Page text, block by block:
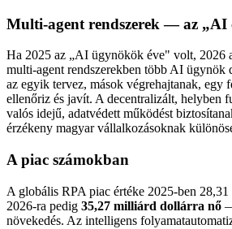
Multi-agent rendszerek — az „AI
Ha 2025 az „AI ügynökök éve" volt, 2026
multi-agent rendszerekben több AI ügynök
az egyik tervez, mások végrehajtanak, egy
ellenőriz és javít. A decentralizált, helyben
valós idejű, adatvédett működést
érzékeny magyar vállalkozásoknak
A piac számokban
A globális RPA piac értéke 2025-ben
2026-ra pedig 35,27 milliárd dollárra nő
növekedés. Az intelligens